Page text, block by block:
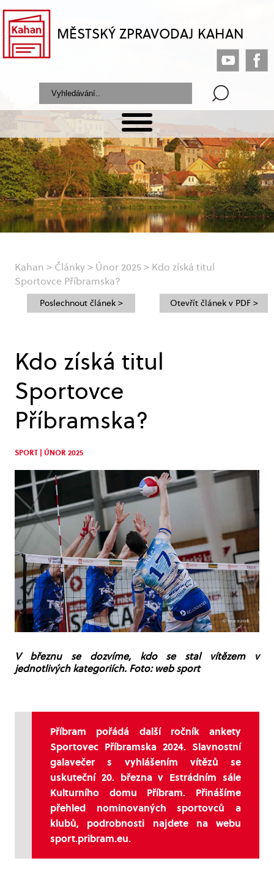
MĚSTSKÝ ZPRAVODAJ KAHAN
Kahan > Články> Únor 2025> Kdo získá titul
Sportovce Příbramska?
Kdo získá titul
Sportovce
Příbramska?
SPORT | ÚNOR 2025
V březnu se dozvíme, kdo se stal vítězem v
jednotlivých kategoriích. Foto: web sport
Příbram pořádá další ročník ankety
Sportovec Příbramska 2024. Slavnostní
galavečer s vyhlášením vítězů se
uskuteční 20. března v Estrádním sále
Kulturního domu Příbram. Přinášíme
přehled nominovaných sportovců a
klubů, podrobnosti najdete na webu
sport.pribram.eu.
Poslechnout článek > Otevřít článek v PDF >